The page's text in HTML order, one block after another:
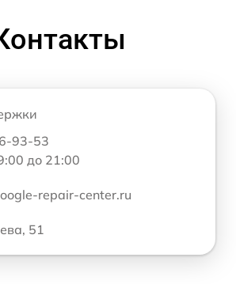
93-53
до 21:00
repair-center.ru
51